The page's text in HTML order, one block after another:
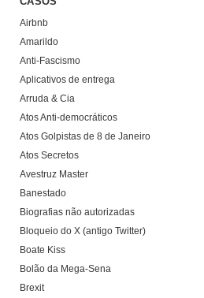
Airbnb
Amarildo
Anti-Fascismo
Aplicativos de entrega
Arruda & Cia
Atos Anti-democráticos
Atos Golpistas de 8 de Janeiro
Atos Secretos
Avestruz Master
Banestado
Biografias não autorizadas
Bloqueio do X (antigo Twitter)
Boate Kiss
Bolão da Mega-Sena
Brexit